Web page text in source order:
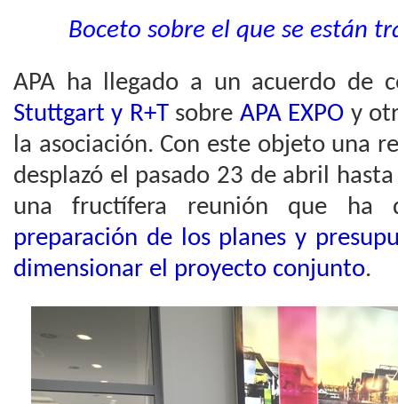
Boceto sobre el que se están
APA ha llegado a un acuerdo de
Stuttgart y R+Tsobre APA EXPO y
la asociación. Con este objeto una
desplazó el pasado 23 de abril
una fructífera reunión que ha
preparación de los planes y
dimensionar el proyecto conjunto.